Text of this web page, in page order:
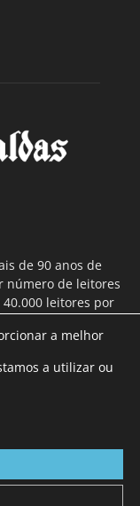
de 90 anos de
número de leitores
leitores por
a melhor
a utilizar ou